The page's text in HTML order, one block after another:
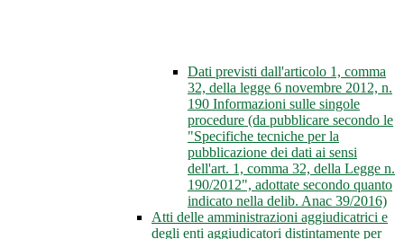
Dati previsti dall'articolo 1, comma
32, della legge 6 novembre 2012, n.
190 Informazioni sulle singole
procedure (da pubblicare secondo le
"Specifiche tecniche per la
pubblicazione dei dati ai sensi
dell'art. 1, comma 32, della Legge n.
190/2012", adottate secondo quanto
indicato nella delib. Anac 39/2016)
Atti delle amministrazioni aggiudicatrici e
degli enti aggiudicatori distintamente per